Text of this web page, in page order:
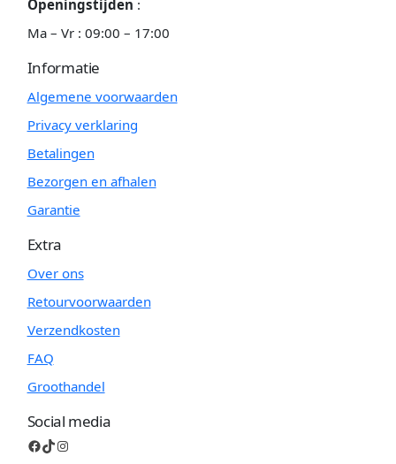
Openingstijden :
Ma – Vr : 09:00 – 17:00
Informatie
Algemene voorwaarden
Privacy verklaring
Betalingen
Bezorgen en afhalen
Garantie
Extra
Over ons
Retourvoorwaarden
Verzendkosten
FAQ
Groothandel
Social media
Facebook TikTok Instagram